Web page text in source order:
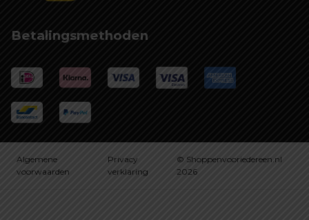
Betalingsmethoden
Algemene
voorwaarden
Privacy
verklaring
© Shoppenvooriedereen.nl
2026